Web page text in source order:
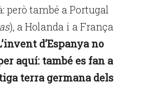
però també a Portugal
), a Holanda i a França
d’Espanya no
aquí: també es fan a
terra germana dels